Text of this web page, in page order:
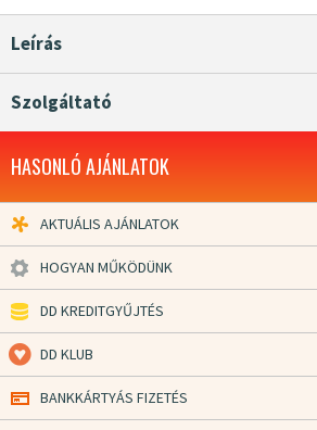
Leírás
Szolgáltató
HASONLÓ AJÁNLATOK
AKTUÁLIS AJÁNLATOK
HOGYAN MŰKÖDÜNK
DD KREDITGYŰJTÉS
DD KLUB
BANKKÁRTYÁS FIZETÉS